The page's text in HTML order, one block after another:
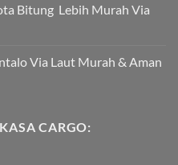
Bitung Lebih Murah Via
Via Laut Murah & Aman
CARGO: